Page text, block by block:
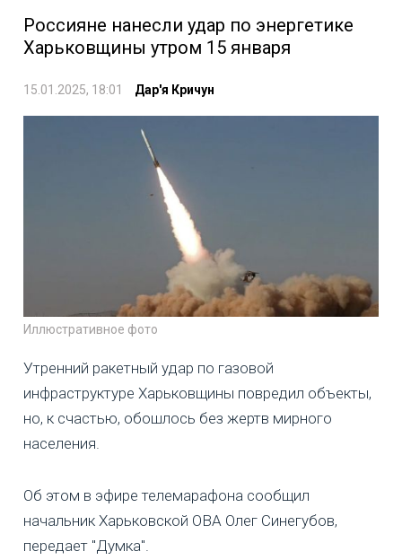
Россияне нанесли удар по энергетике
Харьковщины утром 15 января
15.01.2025, 18:01 Дар'я Кричун
Иллюстративное фото
Утренний ракетный удар по газовой
инфраструктуре Харьковщины повредил объекты,
но, к счастью, обошлось без жертв мирного
населения.
Об этом в эфире телемарафона сообщил
начальник Харьковской ОВА Олег Синегубов,
передает "Думка".